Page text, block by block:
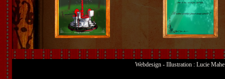
Webdesign - Illustration : Lucie